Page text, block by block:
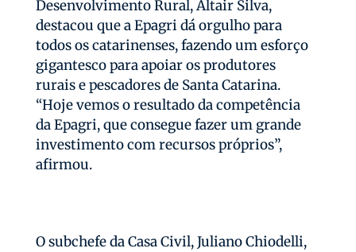
Desenvolvimento Rural, Altair Silva,
destacou que a Epagri dá orgulho para
todos os catarinenses, fazendo um esforço
gigantesco para apoiar os produtores
rurais e pescadores de Santa Catarina.
“Hoje vemos o resultado da competência
da Epagri, que consegue fazer um grande
investimento com recursos próprios”,
afirmou.
O subchefe da Casa Civil, Juliano Chiodelli,